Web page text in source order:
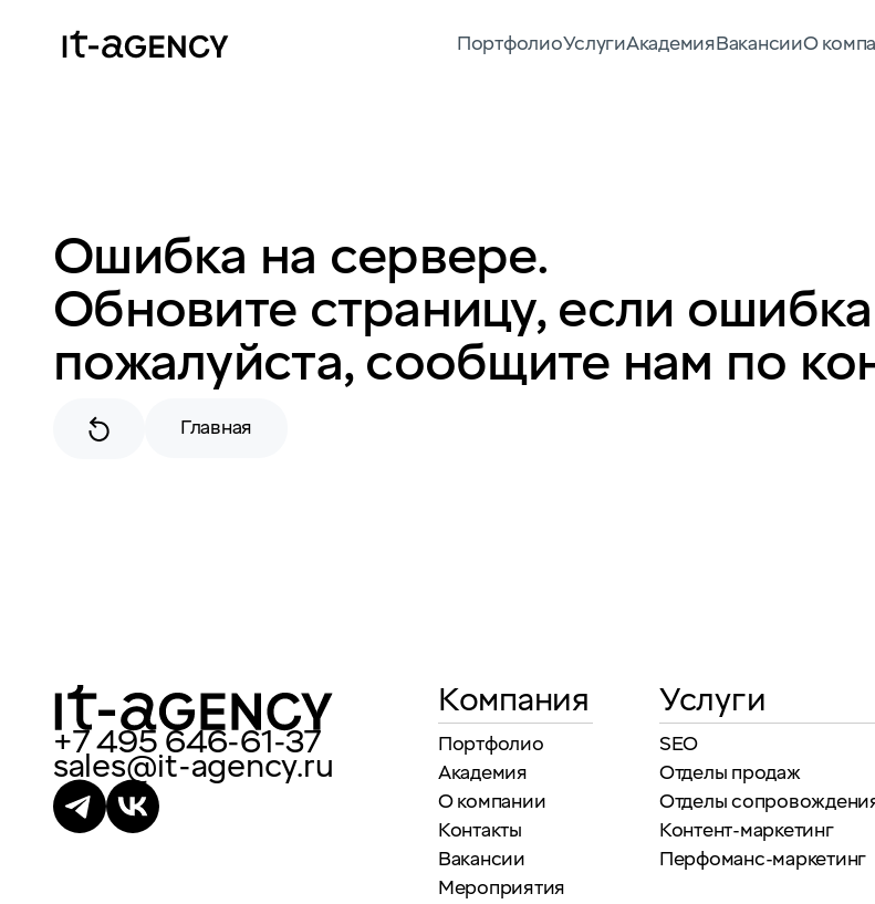
ПортфолиоУслугиАкадемияВакансииО
Ошибка на сервере.
Обновите страницу, если
пожалуйста, сообщите нам по
Главная
+7 495 646-61-37
sales@it-agency.ru
Компания
Портфолио
Академия
О компании
Контакты
Вакансии
Мероприятия
Услуги
SEO
Отделы продаж
Отделы
Контент-маркетинг
Перфоманс-маркетинг